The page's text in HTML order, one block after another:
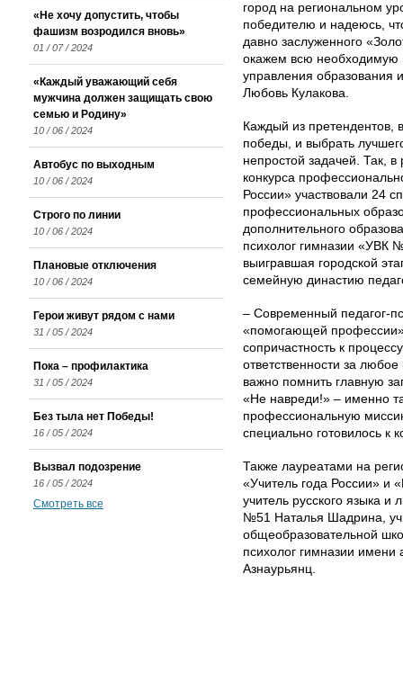
город на региональном
победителю и надеюсь,
давно заслуженного
окажем всю необходимую
управления образования
Любовь Кулакова.
Каждый из претендентов,
победы, и выбрать
непростой задачей. Так, в
конкурса
России» участвовали 24
профессиональных
дополнительного
психолог гимназии «УВК
выигравшая городской
семейную династию
– Современный педагог-
«помогающей
сопричастность к
ответственности за
важно помнить главную
«Не навреди!» – именно
профессиональную
специально готовилось к
Также лауреатами на
«Учитель года России» и
учитель русского языка
№51 Наталья Шадрина,
общеобразовательной
психолог гимназии
Азнаурьянц.
«Не хочу допустить, чтобы
фашизм возродился вновь»
01 / 07 / 2024
«Каждый уважающий себя
мужчина должен защищать свою
семью и Родину»
10 / 06 / 2024
Автобус по выходным
10 / 06 / 2024
Строго по линии
10 / 06 / 2024
Плановые отключения
10 / 06 / 2024
Герои живут рядом с нами
31 / 05 / 2024
Пока – профилактика
31 / 05 / 2024
Без тыла нет Победы!
16 / 05 / 2024
Вызвал подозрение
16 / 05 / 2024
Смотреть все